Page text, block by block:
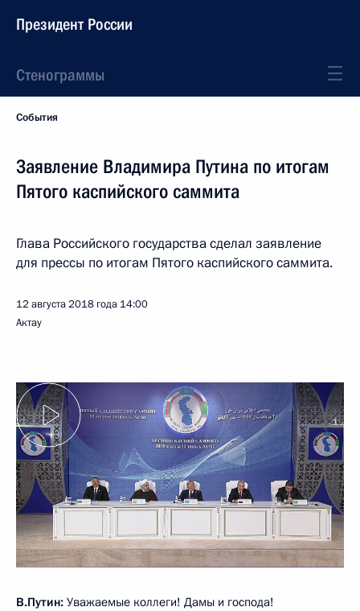
Президент России
Стенограммы
События
Заявление Владимира Путина по итогам
Пятого каспийского саммита
Глава Российского государства сделал заявление
для прессы по итогам Пятого каспийского саммита.
12 августа 2018 года 14:00
Актау
В.Путин: Уважаемые коллеги! Дамы и господа!